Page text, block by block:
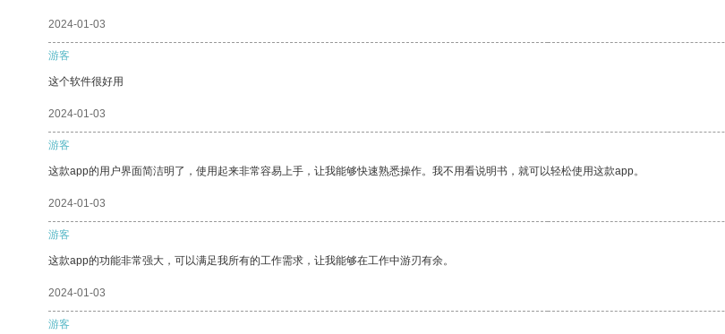
2024-01-03
游客
这个软件很好用
2024-01-03
游客
这款app的用户界面简洁明了，使用起来非常容易上手，让我能够快速熟悉操作。我不用看说明书，就可以轻松使用这款app。
2024-01-03
游客
这款app的功能非常强大，可以满足我所有的工作需求，让我能够在工作中游刃有余。
2024-01-03
游客